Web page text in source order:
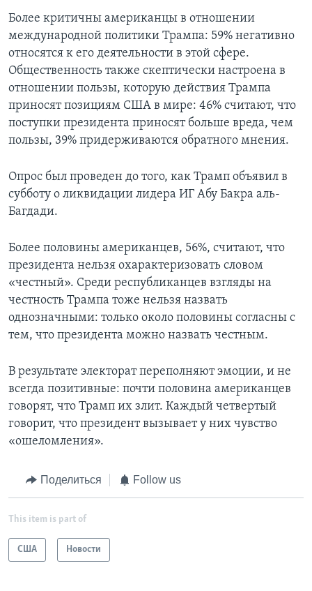
Более критичны американцы в отношении
международной политики Трампа: 59% негативно
относятся к его деятельности в этой сфере.
Общественность также скептически настроена в
отношении пользы, которую действия Трампа
приносят позициям США в мире: 46% считают, что
поступки президента приносят больше вреда, чем
пользы, 39% придерживаются обратного мнения.
Опрос был проведен до того, как Трамп объявил в
субботу о ликвидации лидера ИГ Абу Бакра аль-
Багдади.
Более половины американцев, 56%, считают, что
президента нельзя охарактеризовать словом
«честный». Среди республиканцев взгляды на
честность Трампа тоже нельзя назвать
однозначными: только около половины согласны с
тем, что президента можно назвать честным.
В результате электорат переполняют эмоции, и не
всегда позитивные: почти половина американцев
говорят, что Трамп их злит. Каждый четвертый
говорит, что президент вызывает у них чувство
«ошеломления».
Поделиться Follow us
This item is part of
США Новости